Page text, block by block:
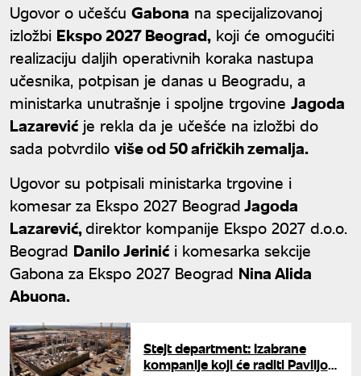
Ugovor o učešću Gabona na specijalizovanoj
izložbi Ekspo 2027 Beograd, koji će omogućiti
realizaciju daljih operativnih koraka nastupa
učesnika, potpisan je danas u Beogradu, a
ministarka unutrašnje i spoljne trgovine Jagoda
Lazarević je rekla da je učešće na izložbi do
sada potvrdilo više od 50 afričkih zemalja.
Ugovor su potpisali ministarka trgovine i
komesar za Ekspo 2027 BeogradJagoda
Lazarević,direktor kompanije Ekspo 2027 d.o.o.
Beograd Danilo Jerinić i komesarka sekcije
Gabona za Ekspo 2027 Beograd Nina Alida
Abuona.
Stejt department: Izabrane
kompanije koji će raditi Paviljon